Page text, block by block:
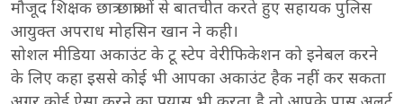
मौजूद शिक्षक छात्र छात्राओं से बातचीत करते हुए सहायक पुलिस
आयुक्त अपराध मोहसिन खान ने कही।
सोशल मीडिया अकाउंट के टू स्टेप वेरीफिकेशन को इनेबल करने
के लिए कहा इससे कोई भी आपका अकाउंट हैक नहीं कर सकता